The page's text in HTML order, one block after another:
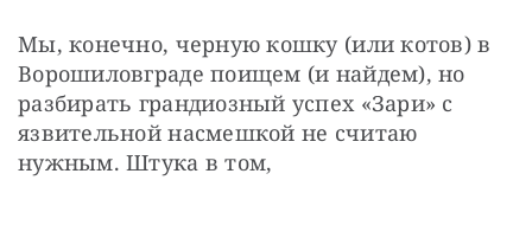
Мы, конечно, черную кошку (или котов) в
Ворошиловграде поищем (и найдем), но
разбирать грандиозный успех «Зари» с
язвительной насмешкой не считаю
нужным. Штука в том,